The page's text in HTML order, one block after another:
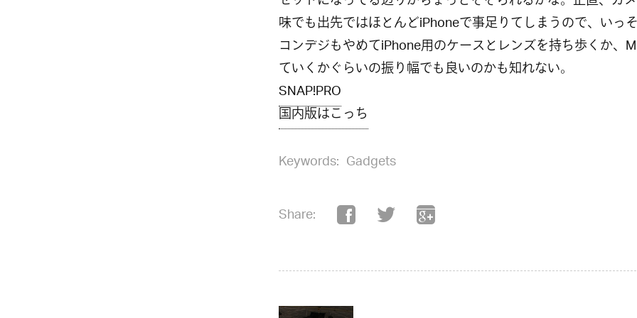
味でも出先ではほとんどiPhoneで事足りてしまうので、いっ
コンデジもやめてiPhone用のケースとレンズを持ち歩くか、
ていくかぐらいの振り幅でも良いのかも知れない。
SNAP!PRO
国内版はこっち
Keywords: Gadgets
Share: